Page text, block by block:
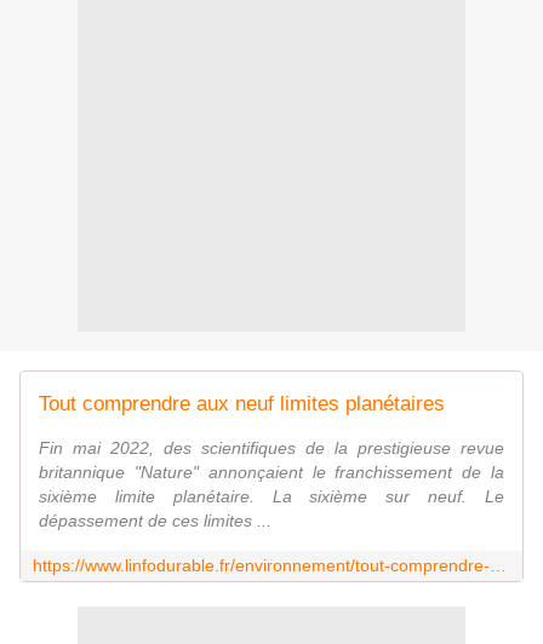
Tout comprendre aux neuf limites planétaires
Fin mai 2022, des scientifiques de la prestigieuse revue
britannique "Nature" annonçaient le franchissement de la
sixième limite planétaire. La sixième sur neuf. Le
dépassement de ces limites ...